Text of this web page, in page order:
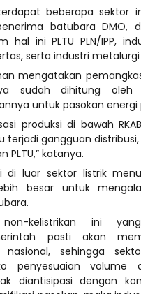
beberapa sektor
batubara DMO,
hal ini PLTU PLN/IPP,
serta industri
mengatakan
sudah dihitung oleh
untuk pasokan energi
produksi di bawah
terjadi gangguan
PLTU,” katanya.
di luar sektor listrik
besar untuk
kelistrikan ini
pasti akan
nasional, sehingga
penyesuaian volume
diantisipasi dengan